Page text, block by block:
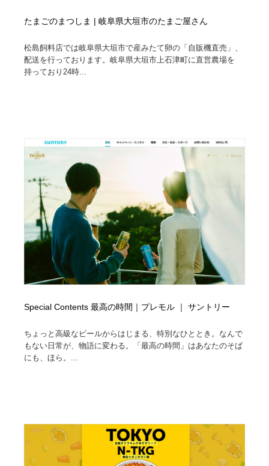
たまごのまつしま | 岐阜県大垣市のたまご屋さん
松島飼料店では岐阜県大垣市で産みたて卵の「自販機直売」、
配送を行っております。岐阜県大垣市上石津町に直営農場を
持っており24時...
Special Contents 最高の時間｜プレモル ｜ サントリー
ちょっと高級なビールからはじまる、特別なひととき。なんで
もない日常が、物語に変わる。「最高の時間」はあなたのそば
にも、ほら。...